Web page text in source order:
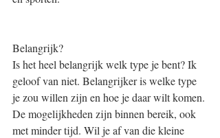
Belangrijk?
Is het heel belangrijk welk type je bent? Ik
geloof van niet. Belangrijker is welke type
je zou willen zijn en hoe je daar wilt komen.
De mogelijkheden zijn binnen bereik, ook
met minder tijd. Wil je af van die kleine